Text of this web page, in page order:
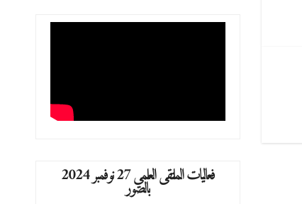
فعاليات الملتقى العلمي 27 نوفمبر 2024 بالصور